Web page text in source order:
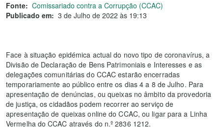
Fonte: Comissariado contra a Corrupção (CCAC)
Publicado em: 3 de Julho de 2022 às 19:13
Face à situação epidémica actual do novo tipo de coronavírus, a
Divisão de Declaração de Bens Patrimoniais e Interesses e as
delegações comunitárias do CCAC estarão encerradas
temporariamente ao público entre os dias 4 a 8 de Julho. Para
apresentação de denúncias, ou queixas no âmbito da provedoria
de justiça, os cidadãos podem recorrer ao serviço de
apresentação de queixas online do CCAC, ou ligar para a Linha
Vermelha do CCAC através do n.º 2836 1212.